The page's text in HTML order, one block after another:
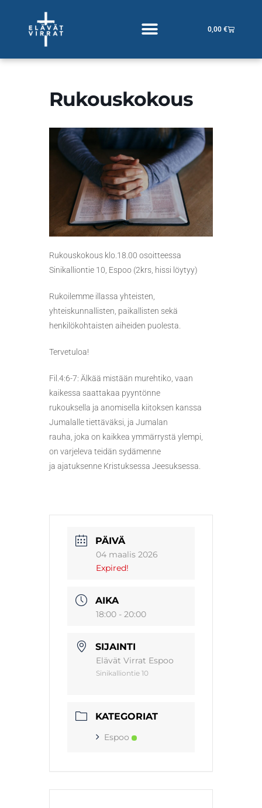
0,00 €Cart
Rukouskokous
Rukouskokous klo.18.00 osoitteessa
Sinikalliontie 10, Espoo (2krs, hissi löytyy)
Rukoilemme illassa yhteisten,
yhteiskunnallisten, paikallisten sekä
henkilökohtaisten aiheiden puolesta.
Tervetuloa!
Fil.4:6-7: Älkää mistään murehtiko, vaan
kaikessa saattakaa pyyntönne
rukouksella ja anomisella kiitoksen kanssa
Jumalalle tiettäväksi, ja Jumalan
rauha, joka on kaikkea ymmärrystä ylempi,
on varjeleva teidän sydämenne
ja ajatuksenne Kristuksessa Jeesuksessa.
PÄIVÄ
04 maalis 2026
Expired!
AIKA
18:00 - 20:00
SIJAINTI
Elävät Virrat Espoo
Sinikalliontie 10
KATEGORIAT
Espoo